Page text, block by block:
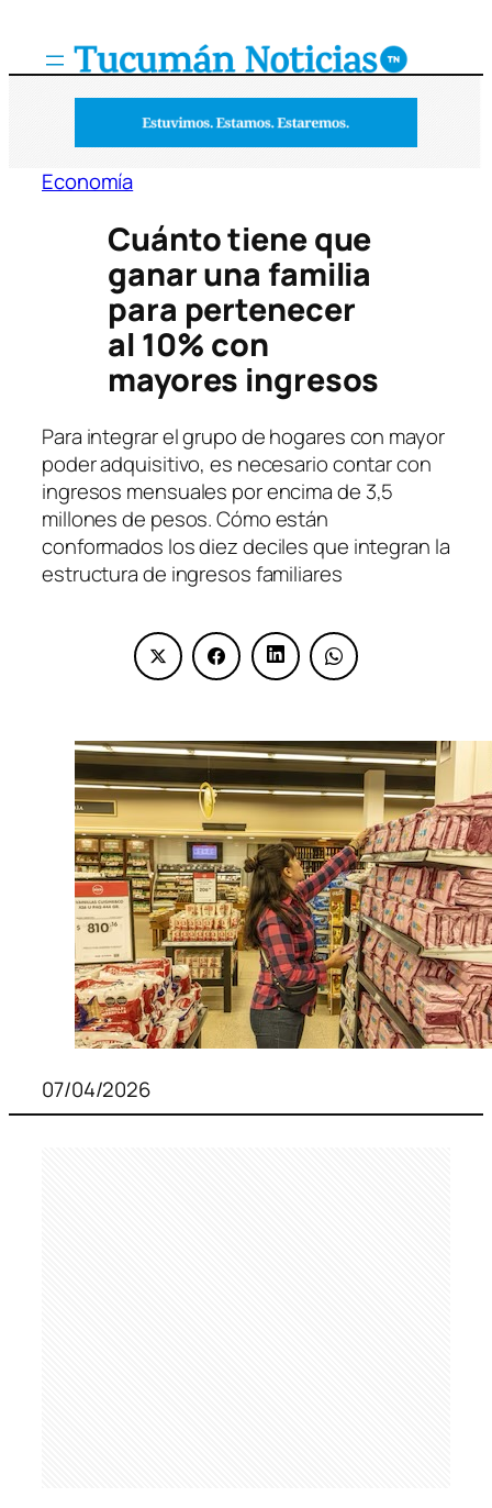
Economía
Cuánto tiene que
ganar una familia
para pertenecer
al 10% con
mayores ingresos
Para integrar el grupo de hogares con mayor
poder adquisitivo, es necesario contar con
ingresos mensuales por encima de 3,5
millones de pesos. Cómo están
conformados los diez deciles que integran la
estructura de ingresos familiares
07/04/2026